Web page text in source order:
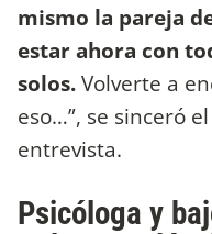
mismo la pareja
estar ahora con
solos.Volverte a
eso…”, se sinceró
entrevista.
Psicóloga y